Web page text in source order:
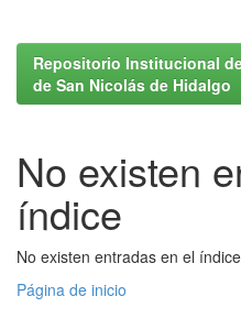
Repositorio Institucional
de San Nicolás de Hidalgo
No existen
índice
No existen entradas en el
Página de inicio